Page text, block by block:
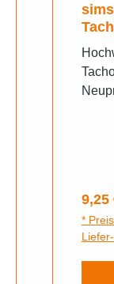
Metall
9,25
*